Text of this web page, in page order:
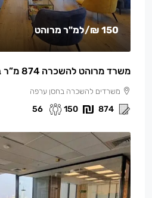
150 ₪ /למ"ר מרוהט
משרד מרוהט להשכרה 874 מ”ר במגדל סקיי
משרדים להשכרה בחסן ערפה
874
150
56